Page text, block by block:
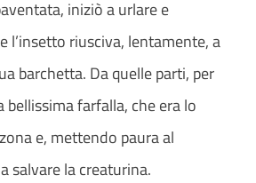
iniziò a urlare e
l’insetto riusciva, lentamente, a
barchetta. Da quelle parti, per
bellissima farfalla, che era lo
e, mettendo paura al
salvare la creaturina.